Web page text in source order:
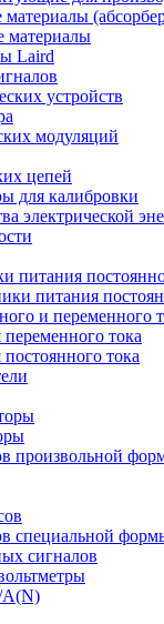
материалы
Laird
устройств
модуляций
цепей
для калибровки
электрической
питания
питания
и переменного
тока
тока
произвольной
специальной
сигналов
A(N)